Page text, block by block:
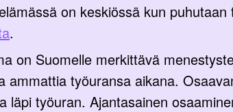
on keskiössä kun
.
on Suomelle merkittävä
ammattia työuransa aikana.
läpi työuran. Ajantasainen